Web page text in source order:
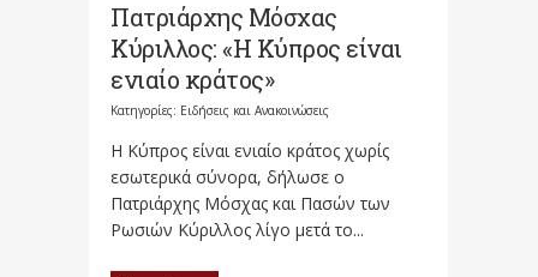
Πατριάρχης Μόσχας
Κύριλλος: «Η Κύπρος είναι
ενιαίο κράτος»
Κατηγορίες: Ειδήσεις και Ανακοινώσεις
Η Κύπρος είναι ενιαίο κράτος χωρίς
εσωτερικά σύνορα, δήλωσε ο
Πατριάρχης Μόσχας και Πασών των
Ρωσιών Κύριλλος λίγο μετά το...